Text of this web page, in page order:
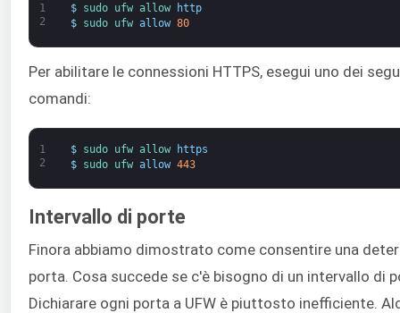
1
2
$ sudo ufw allow
http
$
sudo ufw allow 80
Per abilitare le connessioni HTTPS, esegui uno dei
comandi:
1
2
$ sudo ufw allow
https
$
sudo ufw allow 443
Intervallo di porte
Finora abbiamo dimostrato come consentire una
porta. Cosa succede se c'è bisogno di un intervallo di
Dichiarare ogni porta a UFW è piuttosto inefficiente.